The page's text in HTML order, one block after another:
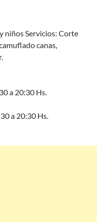
niños Servicios: Corte
canas,
a 20:30 Hs.
a 20:30 Hs.